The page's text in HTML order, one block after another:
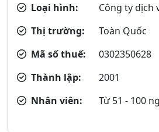
Loại hình:
Công ty dịch
Thị trường:
Toàn Quốc
Mã số thuế:
0302350628
Thành lập:
2001
Nhân viên:
Từ 51 - 100